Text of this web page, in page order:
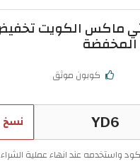
المخفضة
كوبون موثق
نسخ
واستخدمه عند انهاء عملية الشراء